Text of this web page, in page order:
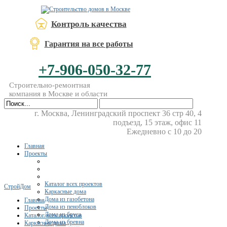
Контроль качества
Гарантия на все работы
+7-906-050-32-77
Строительно-ремонтная
компания в Москве и области
г. Москва, Ленинградский проспект 36 стр 40, 4
подъезд, 15 этаж, офис 11
Ежедневно с 10 до 20
Главная
Проекты
Каталог всех проектов
Каркасные дома
Дома из газобетона
Дома из пеноблоков
Дома из бруса
Дома из бревна
СтройДом
Главная
Проекты
Каталог всех проектов
Каркасные дома